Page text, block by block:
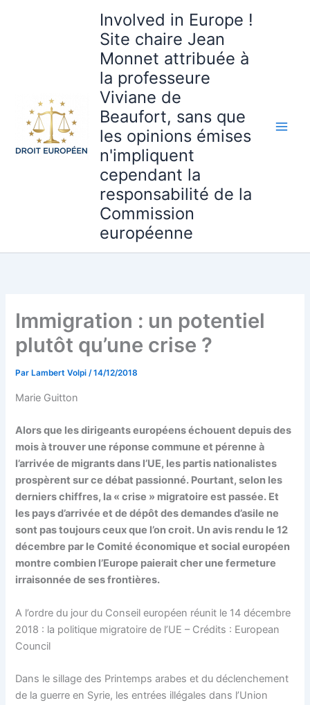
Involved in Europe !
Site chaire Jean
Monnet attribuée à
la professeure
Viviane de
Beaufort, sans que
les opinions émises
n'impliquent
cependant la
responsabilité de la
Commission
européenne
Immigration : un potentiel
plutôt qu’une crise ?
Par Lambert Volpi/14/12/2018
Marie Guitton
Alors que les dirigeants européens échouent depuis des
mois à trouver une réponse commune et pérenne à
l’arrivée de migrants dans l’UE, les partis nationalistes
prospèrent sur ce débat passionné. Pourtant, selon les
derniers chiffres, la « crise » migratoire est passée. Et
les pays d’arrivée et de dépôt des demandes d’asile ne
sont pas toujours ceux que l’on croit. Un avis rendu le 12
décembre par le Comité économique et social européen
montre combien l’Europe paierait cher une fermeture
irraisonnée de ses frontières.
A l’ordre du jour du Conseil européen réunit le 14 décembre
2018 : la politique migratoire de l’UE – Crédits : European
Council
Dans le sillage des Printemps arabes et du déclenchement
de la guerre en Syrie, les entrées illégales dans l’Union